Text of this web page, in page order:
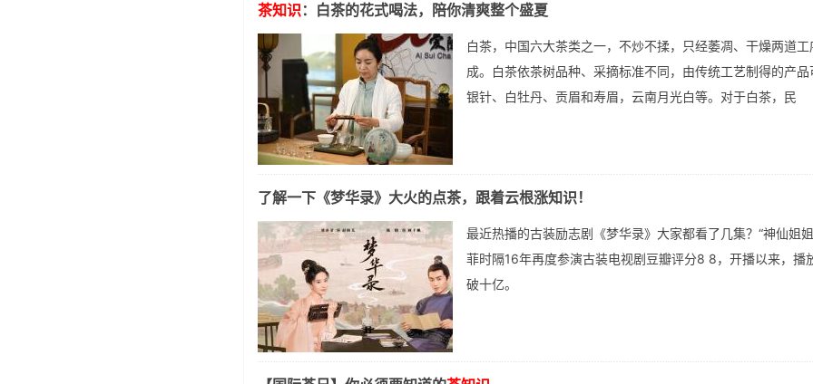
茶知识：白茶的花式喝法，陪你清爽整个盛夏
白茶，中国六大茶类之一，不炒不揉，只经萎凋、干燥两道工
成。白茶依茶树品种、采摘标准不同，由传统工艺制得的产品
银针、白牡丹、贡眉和寿眉，云南月光白等。对于白茶，民
了解一下《梦华录》大火的点茶，跟着云根涨知识！
最近热播的古装励志剧《梦华录》大家都看了几集？“神仙姐
菲时隔16年再度参演古装电视剧豆瓣评分8 8，开播以来，播
破十亿。